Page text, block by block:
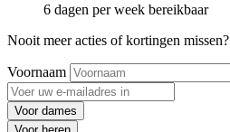
6 dagen per week bereikbaar
Nooit meer acties of kortingen missen?
Voornaam
Voor dames